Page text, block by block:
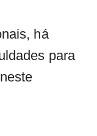
há
para